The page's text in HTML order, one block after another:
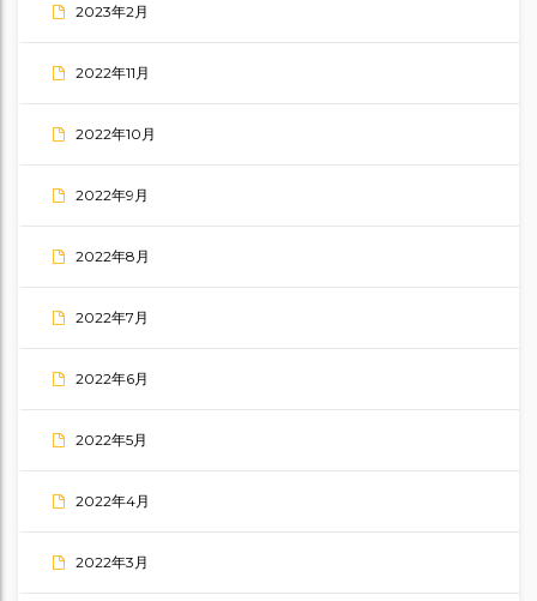
2023年2月
2022年11月
2022年10月
2022年9月
2022年8月
2022年7月
2022年6月
2022年5月
2022年4月
2022年3月